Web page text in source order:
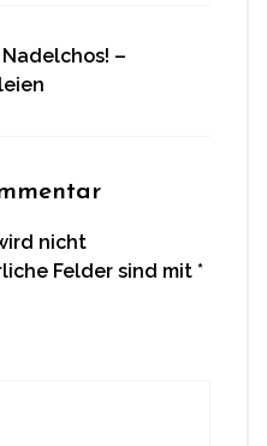
–
nicht
Felder sind mit *